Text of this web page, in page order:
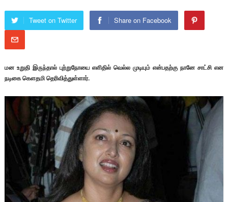
Tweet on Twitter Share on Facebook
மன உறுதி இருந்தால் புற்றுநோயை எளிதில் வெல்ல முடியும் என்பதற்கு நானே சாட்சி என
நடிகை கெளதமி தெரிவித்துள்ளார்.